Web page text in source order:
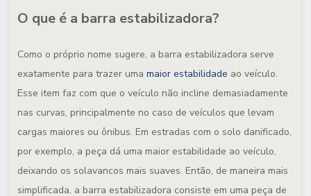
O que é a barra estabilizadora?
Como o próprio nome sugere, a barra estabilizadora serve
exatamente para trazer uma maior estabilidade ao veículo.
Esse item faz com que o veículo não incline demasiadamente
nas curvas, principalmente no caso de veículos que levam
cargas maiores ou ônibus. Em estradas com o solo danificado,
por exemplo, a peça dá uma maior estabilidade ao veículo,
deixando os solavancos mais suaves. Então, de maneira mais
simplificada, a barra estabilizadora consiste em uma peça de